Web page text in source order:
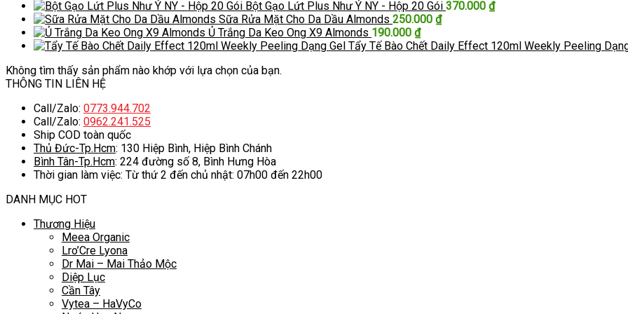
gốc
là:
345.000 ₫.
hiện
tại
là:
305.000 ₫.
Bột Gạo Lứt Plus Như Ý NY - Hộp 20 Gói 370.000 ₫
Sữa Rửa Mặt Cho Da Dầu Almonds 250.000 ₫
Ủ Trắng Da Keo Ong X9 Almonds 190.000 ₫
Tẩy Tế Bào Chết Daily Effect 120ml Weekly Peeling
Không tìm thấy sản phẩm nào khớp với lựa chọn của bạn.
THÔNG TIN LIÊN HỆ
Call/Zalo: 0773.944.702
Call/Zalo: 0962.241.525
Ship COD toàn quốc
Thủ Đức-Tp.Hcm: 130 Hiệp Bình, Hiệp Bình Chánh
Bình Tân-Tp.Hcm: 224 đường số 8, Bình Hưng Hòa
Thời gian làm việc: Từ thứ 2 đến chủ nhật: 07h00 đến 22h00
DANH MỤC HOT
Thương Hiệu
Meea Organic
Lro’Cre Lyona
Dr Mai – Mai Thảo Mộc
Diệp Lục
Cần Tây
Vytea – HaVyCo